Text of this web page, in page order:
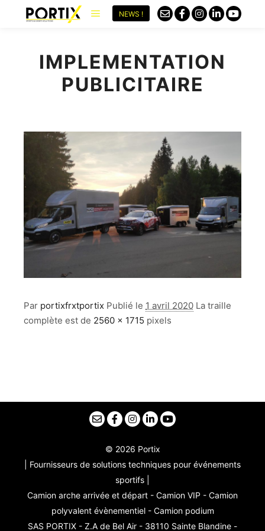
NEWS !
IMPLEMENTATION
PUBLICITAIRE
Par portixfrxtportix Publié le 1 avril 2020 La traille
complète est de 2560 × 1715 pixels
© 2026 Portix
| Fournisseurs de solutions techniques pour événements
sportifs |
Camion arche arrivée et départ - Camion VIP - Camion
polyvalent évènementiel - Camion podium
SAS PORTIX - Z.A de Bel Air - 38110 Sainte Blandine -